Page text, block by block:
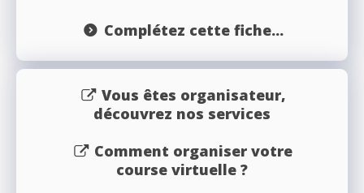
Complétez cette fiche...
Vous êtes organisateur,
découvrez nos services
Comment organiser votre
course virtuelle ?